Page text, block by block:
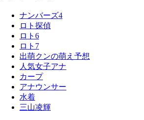
ナンバーズ4
ロト探偵
ロト6
ロト7
出萌クンの萌え予想
人気女子アナ
カープ
アナウンサー
水着
三山凌輝